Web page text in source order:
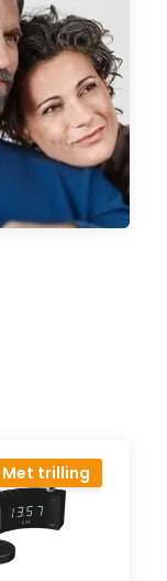
Met trilling